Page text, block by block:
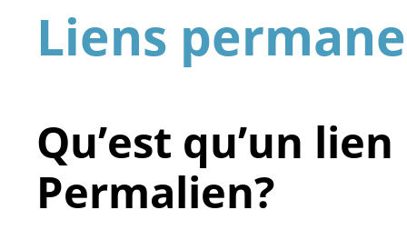
Liens
Qu’est qu’un
Permalien?